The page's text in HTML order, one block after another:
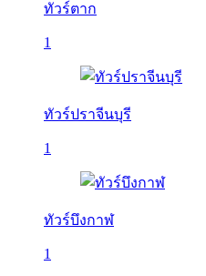
ทัวร์ตาก
1
ทัวร์ปราจีนบุรี
1
ทัวร์บึงกาฬ
1